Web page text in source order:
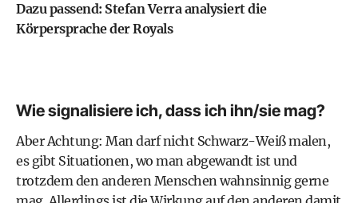
Dazu passend: Stefan Verra analysiert die
Körpersprache der Royals
Wie signalisiere ich, dass ich ihn/sie mag?
Aber Achtung: Man darf nicht Schwarz-Weiß malen,
es gibt Situationen, wo man abgewandt ist und
trotzdem den anderen Menschen wahnsinnig gerne